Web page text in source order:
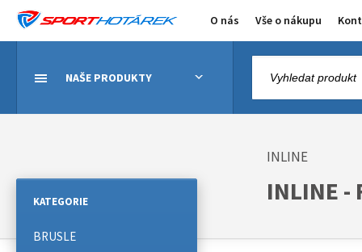
O nás Vše o nákupu
NAŠE PRODUKTY
INLINE
INLINE -
KATEGORIE
BRUSLE